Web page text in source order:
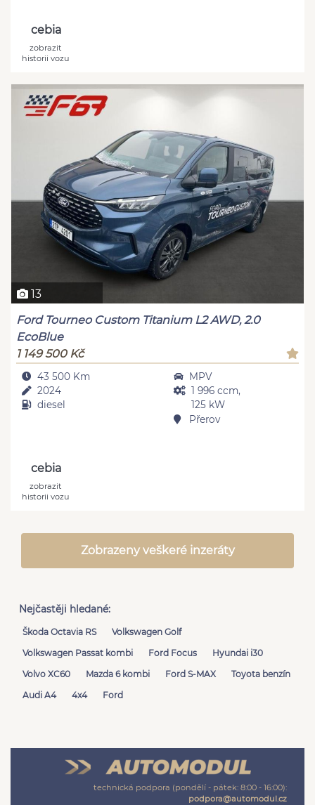
cebia
zobrazit
historii vozu
13
Ford Tourneo Custom Titanium L2 AWD, 2.0
EcoBlue
1 149 500 Kč
43 500 Km
2024
diesel
MPV
1 996 ccm,
125 kW
Přerov
cebia
zobrazit
historii vozu
Zobrazeny veškeré inzeráty
Nejčastěji hledané:
Škoda Octavia RS
Volkswagen Golf
Volkswagen Passat kombi
Ford Focus
Hyundai i30
Volvo XC60
Mazda 6 kombi Ford S-MAX
Toyota benzín
Audi A4
4x4 Ford
technická podpora (pondělí - pátek: 8:00 - 16:00):
podpora@automodul.cz